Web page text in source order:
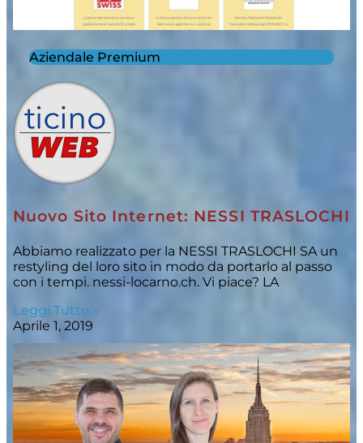
Aziendale Premium
Nuovo Sito Internet: NESSI TRASLOCHI
Abbiamo realizzato per la NESSI TRASLOCHI SA un
restyling del loro sito in modo da portarlo al passo
con i tempi. nessi-locarno.ch. Vi piace? LA
Leggi Tutto »
Aprile 1, 2019